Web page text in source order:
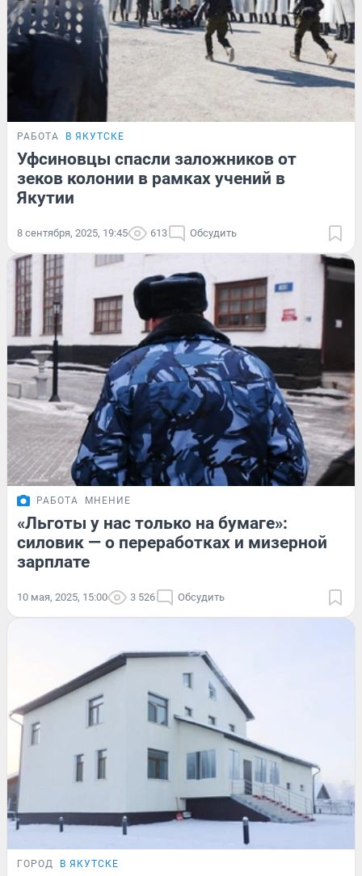
РАБОТА В ЯКУТСКЕ
Уфсиновцы спасли заложников от
зеков колонии в рамках учений в
Якутии
8 сентября, 2025, 19:45 613 Обсудить
РАБОТА МНЕНИЕ
«Льготы у нас только на бумаге»:
силовик — о переработках и мизерной
зарплате
10 мая, 2025, 15:00 3 526 Обсудить
ГОРОД В ЯКУТСКЕ